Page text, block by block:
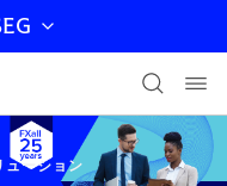
ューション